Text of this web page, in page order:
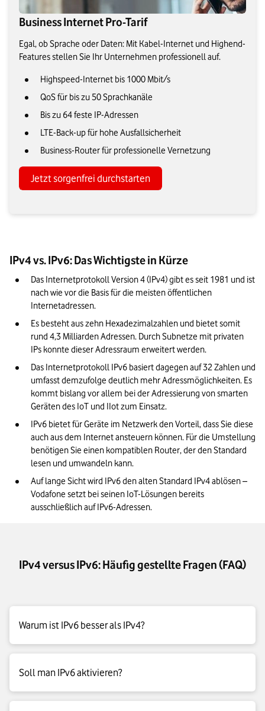
Business Internet Pro-Tarif
Egal, ob Sprache oder Daten: Mit Kabel-Internet und Highend-
Features stellen Sie Ihr Unternehmen professionell auf.
Highspeed-Internet bis 1000 Mbit/s
QoS für bis zu 50 Sprachkanäle
Bis zu 64 feste IP-Adressen
LTE-Back-up für hohe Ausfallsicherheit
Business-Router für professionelle Vernetzung
Jetzt sorgenfrei durchstarten
IPv4 vs. IPv6: Das Wichtigste in Kürze
Das Internetprotokoll Version 4 (IPv4) gibt es seit 1981 und ist
nach wie vor die Basis für die meisten öffentlichen
Internetadressen.
Es besteht aus zehn Hexadezimalzahlen und bietet somit
rund 4,3 Milliarden Adressen. Durch Subnetze mit privaten
IPs konnte dieser Adressraum erweitert werden.
Das Internetprotokoll IPv6 basiert dagegen auf 32 Zahlen und
umfasst demzufolge deutlich mehr Adressmöglichkeiten. Es
kommt bislang vor allem bei der Adressierung von smarten
Geräten des IoT und IIot zum Einsatz.
IPv6 bietet für Geräte im Netzwerk den Vorteil, dass Sie diese
auch aus dem Internet ansteuern können. Für die Umstellung
benötigen Sie einen kompatiblen Router, der den Standard
lesen und umwandeln kann.
Auf lange Sicht wird IPv6 den alten Standard IPv4 ablösen –
Vodafone setzt bei seinen IoT-Lösungen bereits
ausschließlich auf IPv6-Adressen.
IPv4 versus IPv6: Häufig gestellte Fragen (FAQ)
Warum ist IPv6 besser als IPv4?
deutlich mehr als IPv4 mit nur 12 Hexadezimal-Stellen (0–9)
– und damit mehr Adressmöglichkeiten. IPv6 kommt vor
allem bei der ständig wachsenden Anzahl an Geräten des
Soll man IPv6 aktivieren?